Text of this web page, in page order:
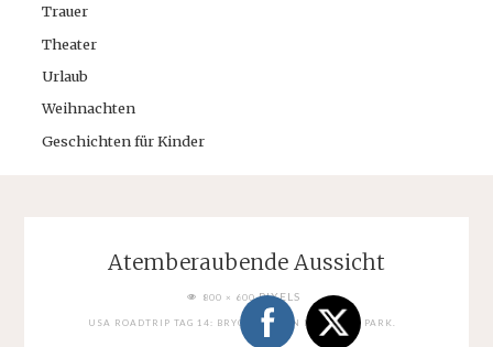
Trauer
Theater
Urlaub
Weihnachten
Geschichten für Kinder
Atemberaubende Aussicht
FULL800 × 600PIXELS
USA ROADTRIP TAG 14: BRYCE CANYON NATIONAL PARK.